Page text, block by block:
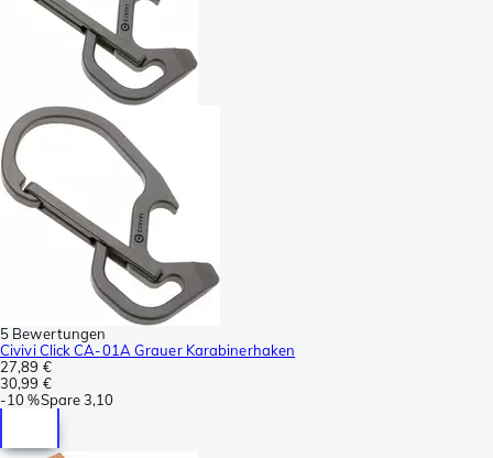
5 Bewertungen
Civivi Click CA-01A Grauer Karabinerhaken
27,89 €
30,99 €
-10 %Spare3,10